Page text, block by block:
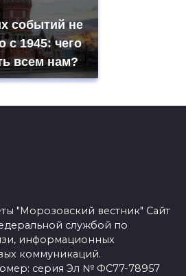
событий не
с 1945: чего
всем нам?
"Морозовский вестник" Сайт
службой по
информационных
коммуникаций.
серия Эл № ФС77-78957